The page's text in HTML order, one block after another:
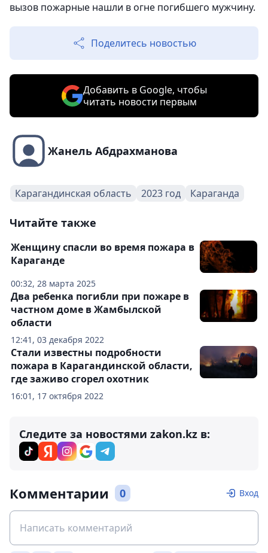
вызов пожарные нашли в огне погибшего мужчину.
Поделитесь новостью
Добавить в Google, чтобы
читать новости первым
Жанель Абдрахманова
Карагандинская область 2023 год Караганда
Читайте также
00:32, 28 марта 2025
Женщину спасли во время пожара в
Караганде
12:41, 03 декабря 2022
Два ребенка погибли при пожаре в
частном доме в Жамбылской
области
16:01, 17 октября 2022
Стали известны подробности
пожара в Карагандинской области,
где заживо сгорел охотник
Следите за новостями zakon.kz в:
Комментарии 0 Вход